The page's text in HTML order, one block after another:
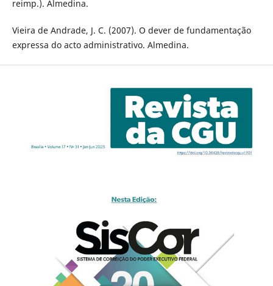
reimp.). Almedina.
Vieira de Andrade, J. C. (2007). O dever de fundamentação
expressa do acto administrativo. Almedina.